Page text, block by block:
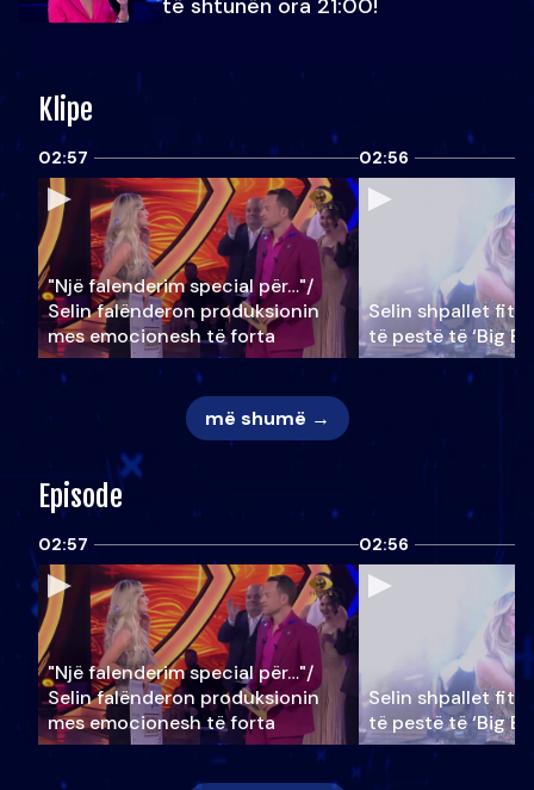
Klipe
02:57
"Një falenderim special për…"/
Selin falënderon produksionin
mes emocionesh të forta
02:56
Selin shpallet
të pestë të ‘Big
më shumë →
Episode
02:57
"Një falenderim special për…"/
Selin falënderon produksionin
mes emocionesh të forta
02:56
Selin shpallet
të pestë të ‘Big